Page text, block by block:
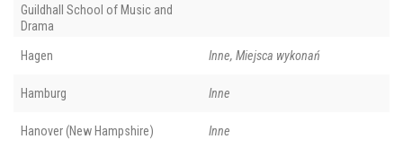
Guildhall School of Music and
Drama
Hagen Inne, Miejsca wykonań
Hamburg Inne
Hanover (New Hampshire) Inne